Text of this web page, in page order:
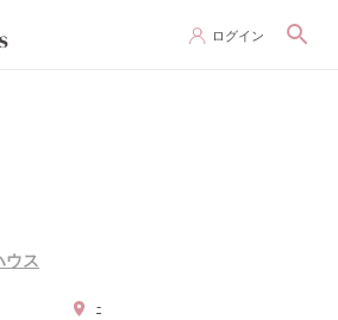
ログイン
ウス
-